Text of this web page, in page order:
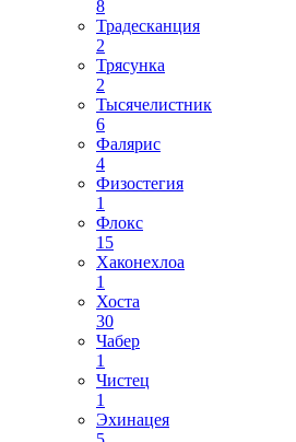
8
Традесканция
2
Трясунка
2
Тысячелистник
6
Фалярис
4
Физостегия
1
Флокс
15
Хаконехлоа
1
Хоста
30
Чабер
1
Чистец
1
Эхинацея